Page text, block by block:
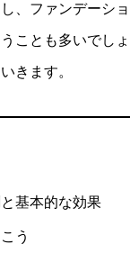
、ファンデーシ
ことも多いでし
きます。
基本的な効果
う